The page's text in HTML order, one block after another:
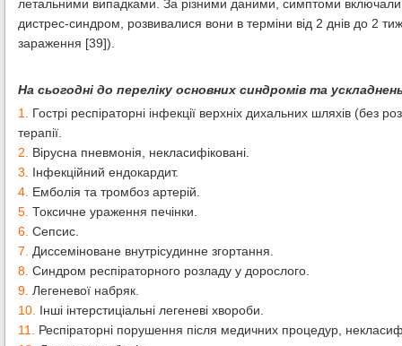
летальними випадками. За різними даними, симптоми
дистрес-синдром, розвивалися вони в терміни від 2 днів до 2
зараження [39]).
На сьогодні до переліку основних синдромів та
1. Гострі респіраторні інфекції верхніх дихальних шляхів (без
терапії.
2. Вірусна пневмонія, некласифіковані.
3. Інфекційний ендокардит.
4. Емболія та тромбоз артерій.
5. Токсичне ураження печінки.
6. Сепсис.
7. Диссеміноване внутрісудинне згортання.
8. Синдром респіраторного розладу у дорослого.
9. Легеневої набряк.
10. Інші інтерстиціальні легеневі хвороби.
11. Респіраторні порушення після медичних процедур,